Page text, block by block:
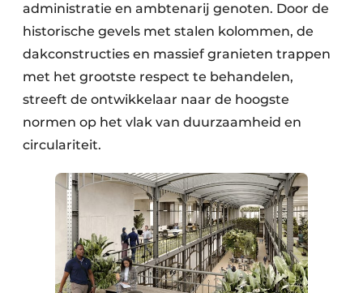
administratie en ambtenarij genoten. Door de
historische gevels met stalen kolommen, de
dakconstructies en massief granieten trappen
met het grootste respect te behandelen,
streeft de ontwikkelaar naar de hoogste
normen op het vlak van duurzaamheid en
circulariteit.